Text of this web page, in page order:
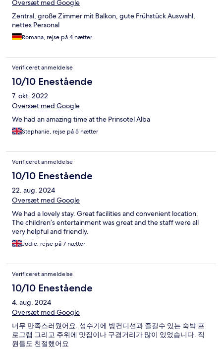
Oversæt med Google
Zentral, große Zimmer mit Balkon, gute Frühstück Auswahl,
nettes Personal
Romana, rejse på 4 nætter
Verificeret anmeldelse
10/10 Enestående
7. okt. 2022
Oversæt med Google
We had an amazing time at the Prinsotel Alba
Stephanie, rejse på 5 nætter
Verificeret anmeldelse
10/10 Enestående
22. aug. 2024
Oversæt med Google
We had a lovely stay. Great facilities and convenient location.
The children’s entertainment was great and the staff were all
very helpful and friendly.
Jodie, rejse på 7 nætter
Verificeret anmeldelse
10/10 Enestående
4. aug. 2024
Oversæt med Google
너무 만족스러웠어요. 성수기에 방컨디션과 즐길수 있는 숙박 프
로그램 그리고 주위에 맛집이나 구경거리가 많이 있었습니다. 직
원들도 친절했어요